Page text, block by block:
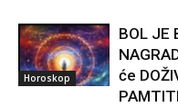
Horoskop
BOL JE
će